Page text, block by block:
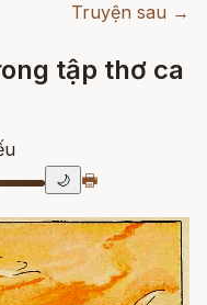
Truyện sau →
tập thơ ca
🌙 🖶